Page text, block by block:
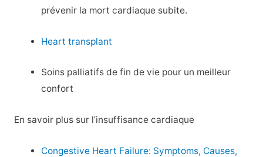
prévenir la mort cardiaque subite.
Heart transplant
Soins palliatifs de fin de vie pour un meilleur
confort
En savoir plus sur l’insuffisance cardiaque
Congestive Heart Failure: Symptoms, Causes,